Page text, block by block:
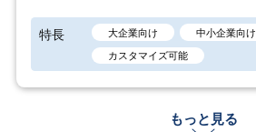
特長 大企業向け
中小企業向け
カスタマイズ可能
もっと見る